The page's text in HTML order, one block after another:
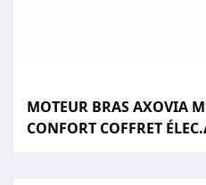
MOTEUR BRAS AXOVIA
CONFORT COFFRET